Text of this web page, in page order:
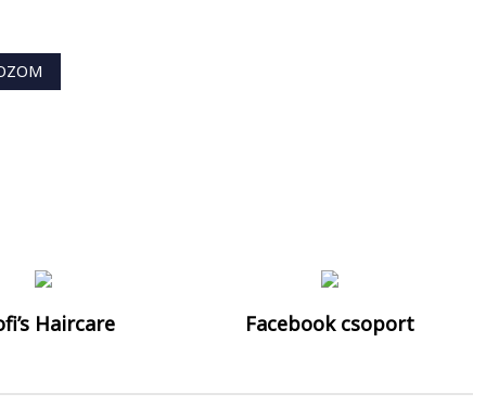
Haircare Facebook csoport